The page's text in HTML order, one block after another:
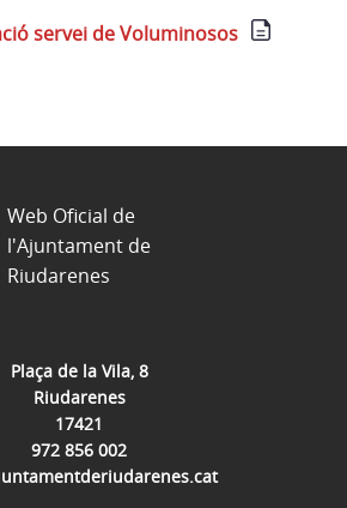
servei de Voluminosos
Plaça de la Vila, 8
Riudarenes
17421
972 856 002
Web Oficial de
l'Ajuntament de
Riudarenes